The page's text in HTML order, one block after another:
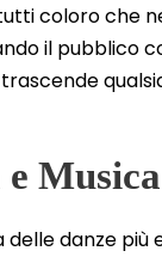
coloro che
il pubblico
e
delle danze più